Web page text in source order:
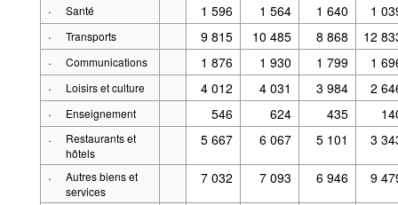
· Santé 1 596 1 564 1 640
1
·
Transports 9 815 10 485 8 868
12
·
Communications 1 876 1 930 1 799
1
·
Loisirs et culture 4 012 4 031 3 984
2
·
Enseignement 546 624 435
·
Restaurants et
hôtels
5 667 6 067 5 101 3
·
Autres biens et
services
7 032 7 093 6 946 9